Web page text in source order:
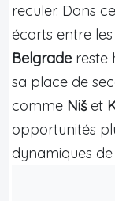
reculer. Dans
écarts entre
Belgrade reste
sa place de
comme Nišet
opportunités
dynamiques de